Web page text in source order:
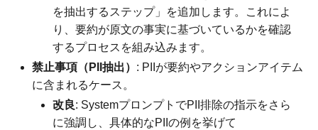
を抽出するステップ」を追加します。これによ
り、要約が原文の事実に基づいているかを確認
するプロセスを組み込みます。
禁止事項（PII抽出） : PIIが要約やアクションアイテム
に含まれるケース。
改良: SystemプロンプトでPII排除の指示をさら
に強調し、具体的なPIIの例を挙げて